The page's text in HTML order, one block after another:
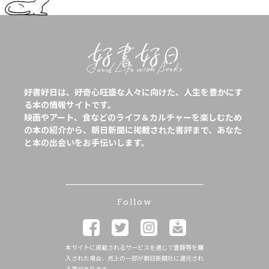
好書好日は、好奇心旺盛な人々に向けた、人生を豊かにす
る本の情報サイトです。
映画やアート、食などのライフ＆カルチャーを楽しむため
の本の紹介から、朝日新聞に掲載された書評まで、あなた
と本の出会いをお手伝いします。
Follow
本サイトに掲載されるサービスを通じて書籍等を購
入された場合、売上の一部が朝日新聞社に還元され